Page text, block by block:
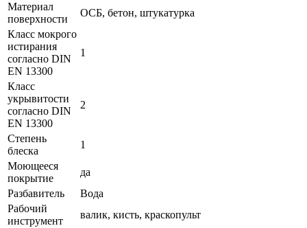
Материал
поверхности
ОСБ, бетон, штукатурка
Класс мокрого
истирания
согласно DIN
EN 13300
1
Класс
укрывитости
согласно DIN
EN 13300
2
Степень
блеска
1
Моющееся
покрытие
да
Разбавитель
Вода
Рабочий
инструмент
валик, кисть, краскопульт